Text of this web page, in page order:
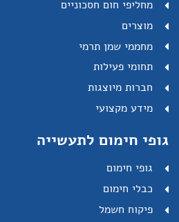
מחליפי חום חסכוניים
מוצרים
מחממי שמן תרמי
תחומי פעילות
חברות מיוצגות
מידע מקצועי
גופי חימום לתעשייה
גופי חימום
כבלי חימום
פיקוח חשמל